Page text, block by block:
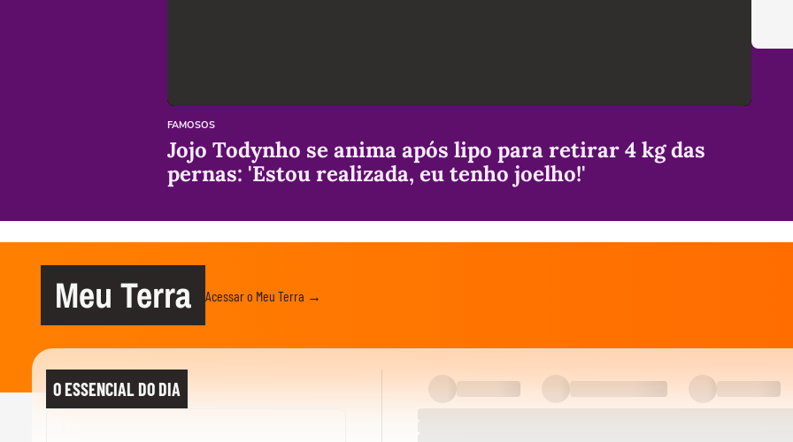
FAMOSOS
Jojo Todynho se anima após lipo para retirar 4 kg das
pernas: 'Estou realizada, eu tenho joelho!'
Meu Terra Acessar o Meu Terra →
O ESSENCIAL DO DIA